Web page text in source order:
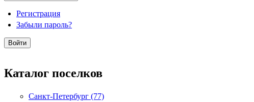
Регистрация
Забыли пароль?
Каталог поселков
Санкт-Петербург (77)